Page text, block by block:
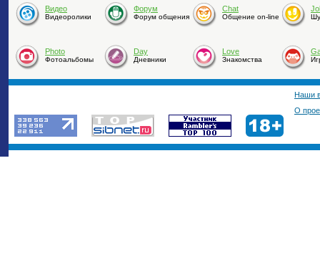
Видео
Видеоролики
Форум
Форум общения
Chat
Общение on-line
Photo
Фотоальбомы
Day
Дневники
Love
Знакомства
Наши
О